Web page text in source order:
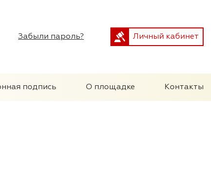
Забыли пароль? Личный кабинет
подпись О площадке Контакты